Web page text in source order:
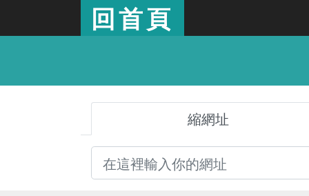
回首頁
縮網址